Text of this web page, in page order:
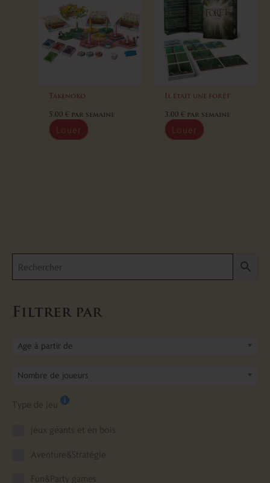
Filtrer par
Age à partir de
Nombre de joueurs
Type de jeu
jeux géants et en bois
Aventure&Stratégie
Fun&Party games
Takenoko
5,00 € par semaine
Louer
Il était une forêt
3,00 € par semaine
Louer